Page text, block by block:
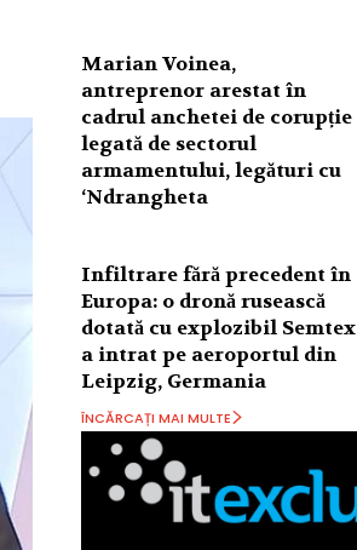
Marian Voinea,
antreprenor arestat în
cadrul anchetei de corupție
legată de sectorul
armamentului, legături cu
‘Ndrangheta
Infiltrare fără precedent în
Europa: o dronă rusească
dotată cu explozibil Semtex
a intrat pe aeroportul din
Leipzig, Germania
ÎNCĂRCAȚI MAI MULTE